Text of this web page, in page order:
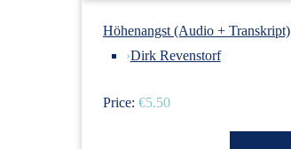
Höhenangst (Audio + Transkript)
›Dirk Revenstorf
Price: €5.50